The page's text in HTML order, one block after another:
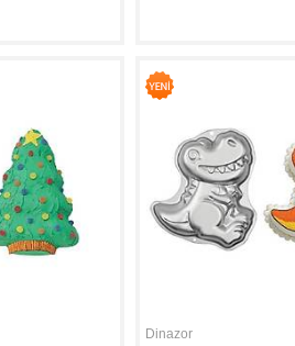
Dinazor